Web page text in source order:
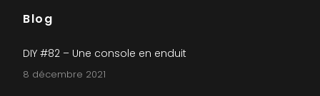
Blog
DIY #82 – Une console en enduit
8 décembre 2021